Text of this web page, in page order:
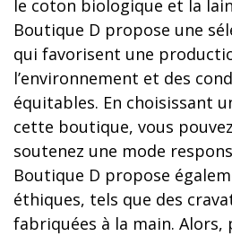
le coton biologique et la
Boutique D propose une
qui favorisent une
l’environnement et des
équitables. En choisissant
cette boutique, vous
soutenez une mode
Boutique D propose
éthiques, tels que des
fabriquées à la main. Alors,